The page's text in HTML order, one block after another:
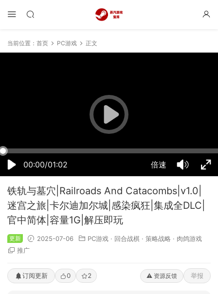
当前位置： 首页 PC游戏 正文
00:00/01:02 倍速
50% 75% 100%
铁轨与墓穴|Railroads And Catacombs|v1.0|
迷宫之旅|卡尔迪加尔城|感染疯狂|集成全DLC|
官中简体|容量1G|解压即玩
更新 2025-07-06 PC游戏 · 回合战棋 · 策略战略 · 肉鸽游戏
推广
订阅更新 0 2 ⚠️ 资源反馈 举报